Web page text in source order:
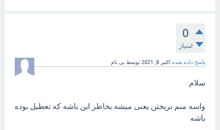
0
امتیاز
پاسخ داده شده اکتبر 8, 2021 توسط بی نام
سلام
واسه منم نریختن یعنی میشه بخاطر این باشه که تعطیل بوده
باشه